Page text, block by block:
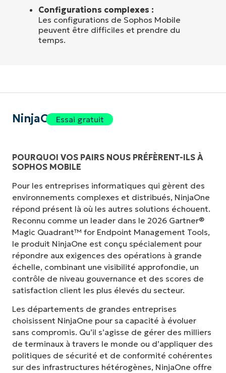
Configurations complexes :
Les configurations de Sophos Mobile
peuvent être difficiles et prendre du
temps.
NinjaOneEssai gratuit
POURQUOI VOS PAIRS NOUS PRÉFÈRENT-ILS À
SOPHOS MOBILE
Pour les entreprises informatiques qui gèrent des
environnements complexes et distribués, NinjaOne
répond présent là où les autres solutions échouent.
Reconnu comme un leader dans le 2026 Gartner®
Magic Quadrant™ for Endpoint Management Tools,
le produit NinjaOne est conçu spécialement pour
répondre aux exigences des opérations à grande
échelle, combinant une visibilité approfondie, un
contrôle de niveau gouvernance et des scores de
satisfaction client les plus élevés du secteur.
Les départements de grandes entreprises
choisissent NinjaOne pour sa capacité à évoluer
sans compromis. Qu’il s’agisse de gérer des milliers
de terminaux à travers le monde ou d’appliquer des
politiques de sécurité et de conformité cohérentes
sur des infrastructures hétérogènes, NinjaOne offre